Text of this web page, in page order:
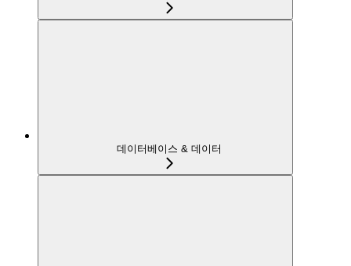
데이터베이스 & 데이터